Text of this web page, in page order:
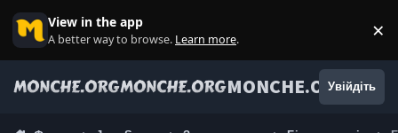
View in the app
A better way to browse. Learn more. ×
MONCHE.ORGУвійдіть